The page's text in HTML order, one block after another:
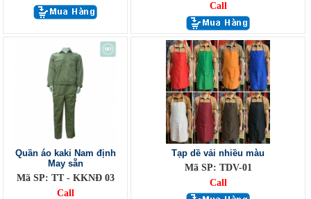
Call
Quần áo kaki Nam định
May sẵn
Mã SP: TT - KKNĐ 03
Call
Tạp dề vải nhiều màu
Mã SP: TDV-01
Call